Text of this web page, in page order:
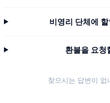
비영리 단체에
환불을 요청
찾으시는 답변이 없